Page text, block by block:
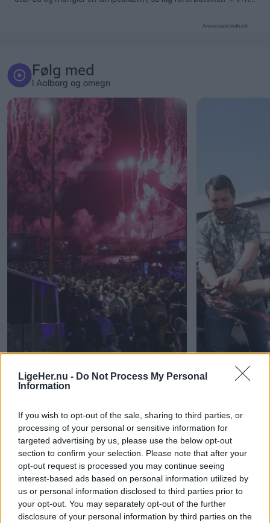
LigeHer.nu - Do Not Process My Personal
Information
If you wish to opt-out of the sale, sharing to third parties, or
processing of your personal or sensitive information for
targeted advertising by us, please use the below opt-out
section to confirm your selection. Please note that after your
opt-out request is processed you may continue seeing
interest-based ads based on personal information utilized by
us or personal information disclosed to third parties prior to
your opt-out. You may separately opt-out of the further
disclosure of your personal information by third parties on the
Annonceret indhold
Følg med
i Aalborg og omegn
Himlen eksploderede over Tall Ships
Races
Endnu et
Andre læser også